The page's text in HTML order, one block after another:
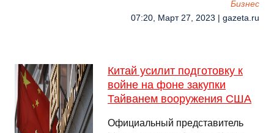
Бизнес
07:20, Март 27, 2023 | gazeta.ru
Китай усилит подготовку к
войне на фоне закупки
Тайванем вооружения США
Официальный представитель